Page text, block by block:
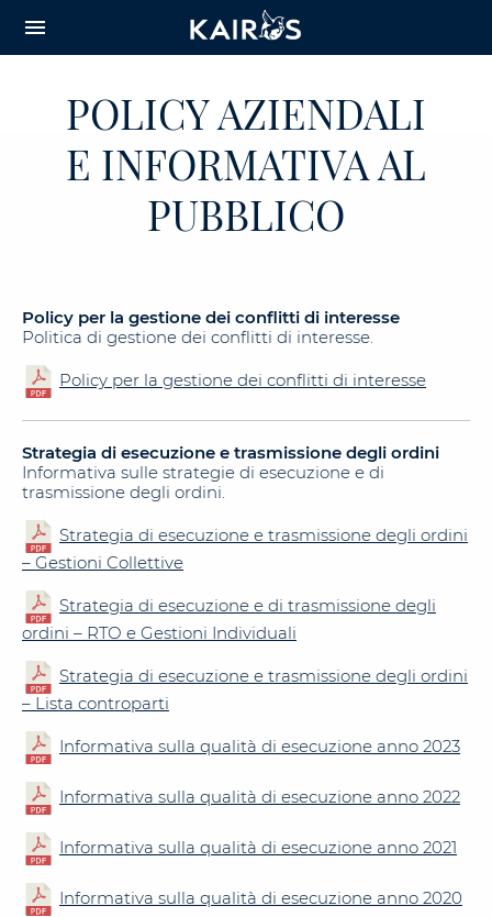
CONTENT
menu
POLICY AZIENDALI
E INFORMATIVA AL
PUBBLICO
Policy per la gestione dei conflitti di interesse
Politica di gestione dei conflitti di interesse.
Policy per la gestione dei conflitti di interesse
Strategia di esecuzione e trasmissione degli ordini
Informativa sulle strategie di esecuzione e di
trasmissione degli ordini.
Strategia di esecuzione e trasmissione degli ordini
– Gestioni Collettive
Strategia di esecuzione e di trasmissione degli
ordini – RTO e Gestioni Individuali
Strategia di esecuzione e trasmissione degli ordini
– Lista controparti
Informativa sulla qualità di esecuzione anno 2023
Informativa sulla qualità di esecuzione anno 2022
Informativa sulla qualità di esecuzione anno 2021
Informativa sulla qualità di esecuzione anno 2020